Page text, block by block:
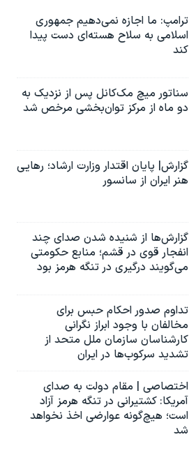
ترامپ: ما اجازه نمی‌دهیم جمهوری
اسلامی به سلاح هسته‌ای دست پیدا
کند
سناتور میچ مک‌کانل پس از نزدیک به
دو ماه از مرکز توان‌بخشی مرخص شد
گزارش| پایان اقتدار وزارت ارشاد؛ رهایی
هنر ایران از سانسور
گزارش‌ها از شنیده شدن صدای چند
انفجار قوی در قشم؛ منابع حکومتی
می‌گویند درگیری در تنگه هرمز بود
تداوم صدور احکام حبس برای
مخالفان با وجود ابراز نگرانی
کارشناسان سازمان ملل متحد از
تشدید سرکوب‌ها در ایران
اختصاصی | مقام دولت به صدای
آمریکا: کشتیرانی در تنگه هرمز آزاد
است؛ هیچ‌گونه عوارضی اخذ نخواهد
شد